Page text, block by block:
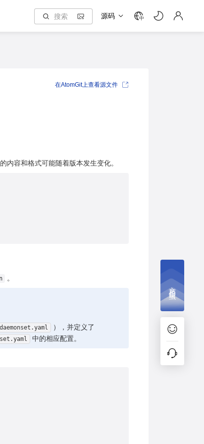
源码 中
内容和格式可能随着版本发生变化。
。
），并定义了
中的相应配置。
在AtomGit上查看源文件